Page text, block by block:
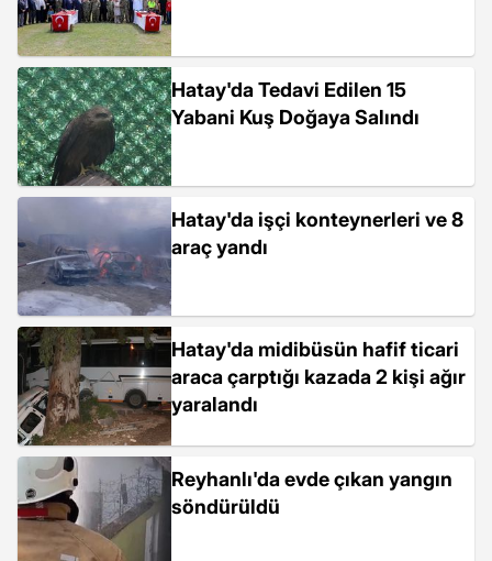
Hatay'da Tedavi Edilen 15
Yabani Kuş Doğaya Salındı
Hatay'da işçi konteynerleri ve 8
araç yandı
Hatay'da midibüsün hafif ticari
araca çarptığı kazada 2 kişi ağır
yaralandı
Reyhanlı'da evde çıkan yangın
söndürüldü